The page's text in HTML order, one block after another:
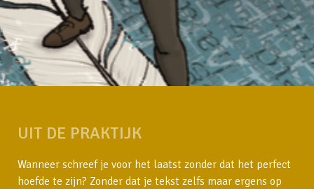
UIT DE PRAKTIJK
Wanneer schreef je voor het laatst zonder dat het perfect
hoefde te zijn? Zonder dat je tekst zelfs maar ergens op